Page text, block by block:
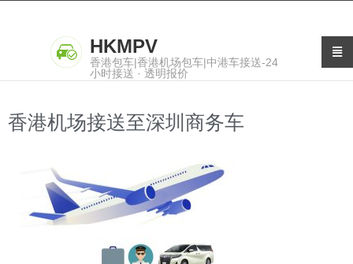
HKMPV
香港包车|香港机场包车|中港车接送-24
小时接送 · 透明报价
香港机场接送至深圳商务车